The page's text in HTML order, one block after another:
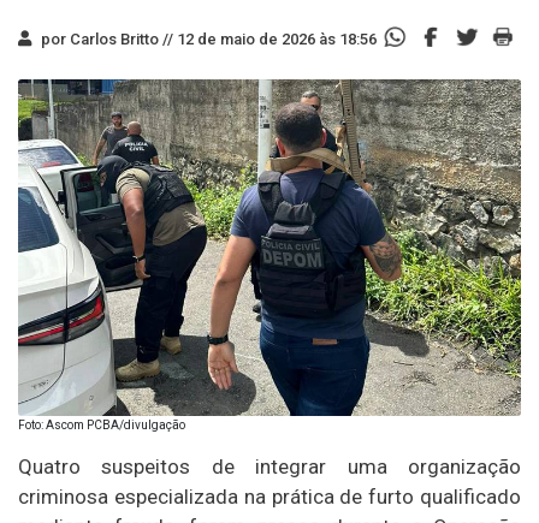
por Carlos Britto // 12 de maio de 2026 às 18:56
Foto: Ascom PCBA/divulgação
Quatro suspeitos de integrar uma organização
criminosa especializada na prática de furto qualificado